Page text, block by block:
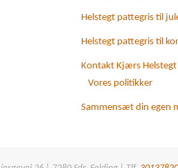
Helstegt pattegris til
Helstegt pattegris til
Kontakt Kjærs Helstegt
Vores politikker
Sammensæt din egen